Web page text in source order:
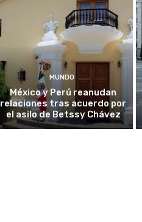
MUNDO
México y Perú reanudan
relaciones tras acuerdo por
el asilo de Betssy Chávez